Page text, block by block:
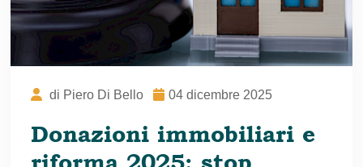
di Piero Di Bello 04 dicembre 2025
Donazioni immobiliari e